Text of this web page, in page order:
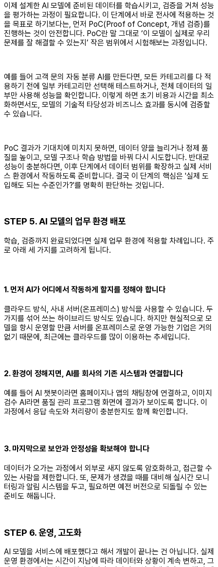
이제 설계한 AI 모델에 준비된 데이터를 학습시키고, 검증을 거쳐 성능
을 평가하는 과정이 필요합니다. 이 단계에서 바로 전사에 적용하는 것
을 목표로 하기보다는, 먼저 PoC(Proof of Concept, 개념 검증)를
진행하는 것이 안전합니다. PoC란 말 그대로 ‘이 모델이 실제로 우리
문제를 잘 해결할 수 있는지’ 작은 범위에서 시험해보는 과정입니다.
예를 들어 고객 문의 자동 분류 AI를 만든다면, 모든 카테고리를 다 적
용하기 전에 일부 카테고리만 선택해 테스트하거나, 전체 데이터의 일
부만 사용해 성능을 확인합니다. 이렇게 하면 초기 비용과 시간을 최소
화하면서도, 모델의 기술적 타당성과 비즈니스 효과를 동시에 검증할
수 있습니다.
PoC 결과가 기대치에 미치지 못하면, 데이터 양을 늘리거나 정제 품
질을 높이고, 모델 구조나 학습 방법을 바꿔 다시 시도합니다. 반대로
성능이 충분하다면, 이후 단계에서 데이터 범위를 확장하고 실제 서비
스 환경에서 작동하도록 준비합니다. 결국 이 단계의 핵심은 '실제 도
입해도 되는 수준인가?'를 명확히 판단하는 것입니다.
STEP 5. AI 모델의 업무 환경 배포
학습, 검증까지 완료되었다면 실제 업무 환경에 적용할 차례입니다. 주
로 아래 세 가지를 고려하게 됩니다.
1. 먼저 AI가 어디에서 작동하게 할지를 정해야 합니다
클라우드 방식, 사내 서버(온프레미스) 방식을 사용할 수 있습니다. 두
가지를 섞어 쓰는 하이브리드 방식도 있습니다. 하지만 현실적으로 모
델을 항시 운영할 만큼 서버를 온프레미스로 운영 가능한 기업은 거의
없기 때문에, 최근에는 클라우드를 많이 이용하는 추세입니다.
2. 환경이 정해지면, AI를 회사의 기존 시스템과 연결합니다
예를 들어 AI 챗봇이라면 홈페이지나 앱의 채팅창에 연결하고, 이미지
검수 AI라면 품질 관리 프로그램 화면에 결과가 보이도록 합니다. 이
과정에서 응답 속도와 처리량이 충분한지도 함께 확인합니다.
3. 마지막으로 보안과 안정성을 확보해야 합니다
데이터가 오가는 과정에서 외부로 새지 않도록 암호화하고, 접근할 수
있는 사람을 제한합니다. 또, 문제가 생겼을 때를 대비해 실시간 모니
터링과 알림 시스템을 두고, 필요하면 예전 버전으로 되돌릴 수 있는
준비도 해둡니다.
STEP 6. 운영, 고도화
AI 모델을 서비스에 배포했다고 해서 개발이 끝나는 건 아닙니다. 실제
운영 환경에서는 시간이 지남에 따라 데이터와 상황이 계속 변하고, 그